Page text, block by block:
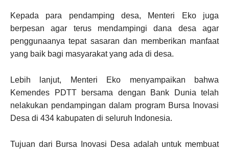
Kepada para pendamping desa, Menteri Eko juga
berpesan agar terus mendampingi dana desa agar
penggunaanya tepat sasaran dan memberikan manfaat
yang baik bagi masyarakat yang ada di desa.
Lebih lanjut, Menteri Eko menyampaikan bahwa
Kemendes PDTT bersama dengan Bank Dunia telah
nelakukan pendampingan dalam program Bursa Inovasi
Desa di 434 kabupaten di seluruh Indonesia.
Tujuan dari Bursa Inovasi Desa adalah untuk membuat